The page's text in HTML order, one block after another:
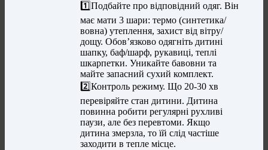
1️⃣Подбайте про відповідний одяг. Він
має мати 3 шари: термо (синтетика/
вовна) утеплення, захист від вітру/
дощу. Обов’язково одягніть дитині
шапку, баф/шарф, рукавиці, теплі
шкарпетки. Уникайте бавовни та
майте запасний сухий комплект.
2️⃣Контроль режиму. Що 20-30 хв
перевіряйте стан дитини. Дитина
повинна робити регулярні рухливі
паузи, але без перевтоми. Якщо
дитина змерзла, то їй слід частіше
заходити в тепле місце.